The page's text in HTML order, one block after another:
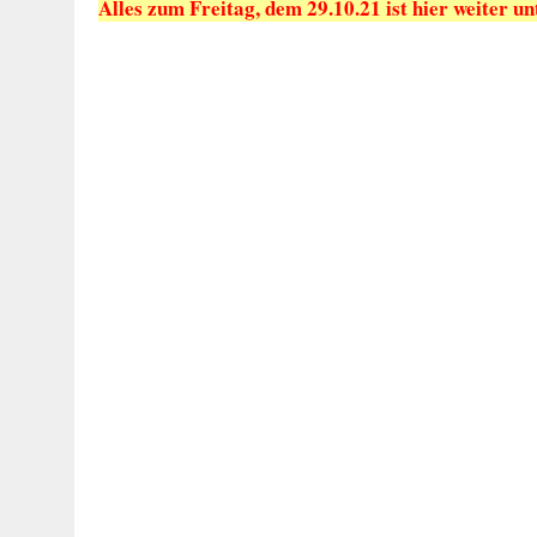
Alles zum Freitag, dem 29.10.21 ist hier weiter